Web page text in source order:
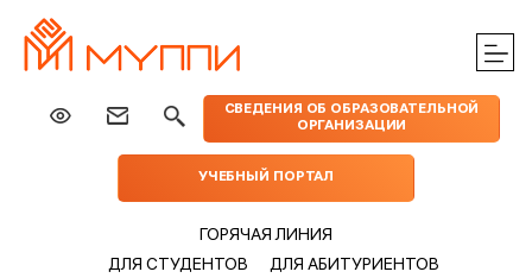
СВЕДЕНИЯ ОБ ОБРАЗОВАТЕЛЬНОЙ
ОРГАНИЗАЦИИ
УЧЕБНЫЙ ПОРТАЛ
ГОРЯЧАЯ ЛИНИЯ
ДЛЯ СТУДЕНТОВ
ДЛЯ АБИТУРИЕНТОВ
МЕРОПРИЯТИЯ
ПРАКТИЧЕСКОЙ
ИЗДАТЕЛЬСТВО
МУППИ